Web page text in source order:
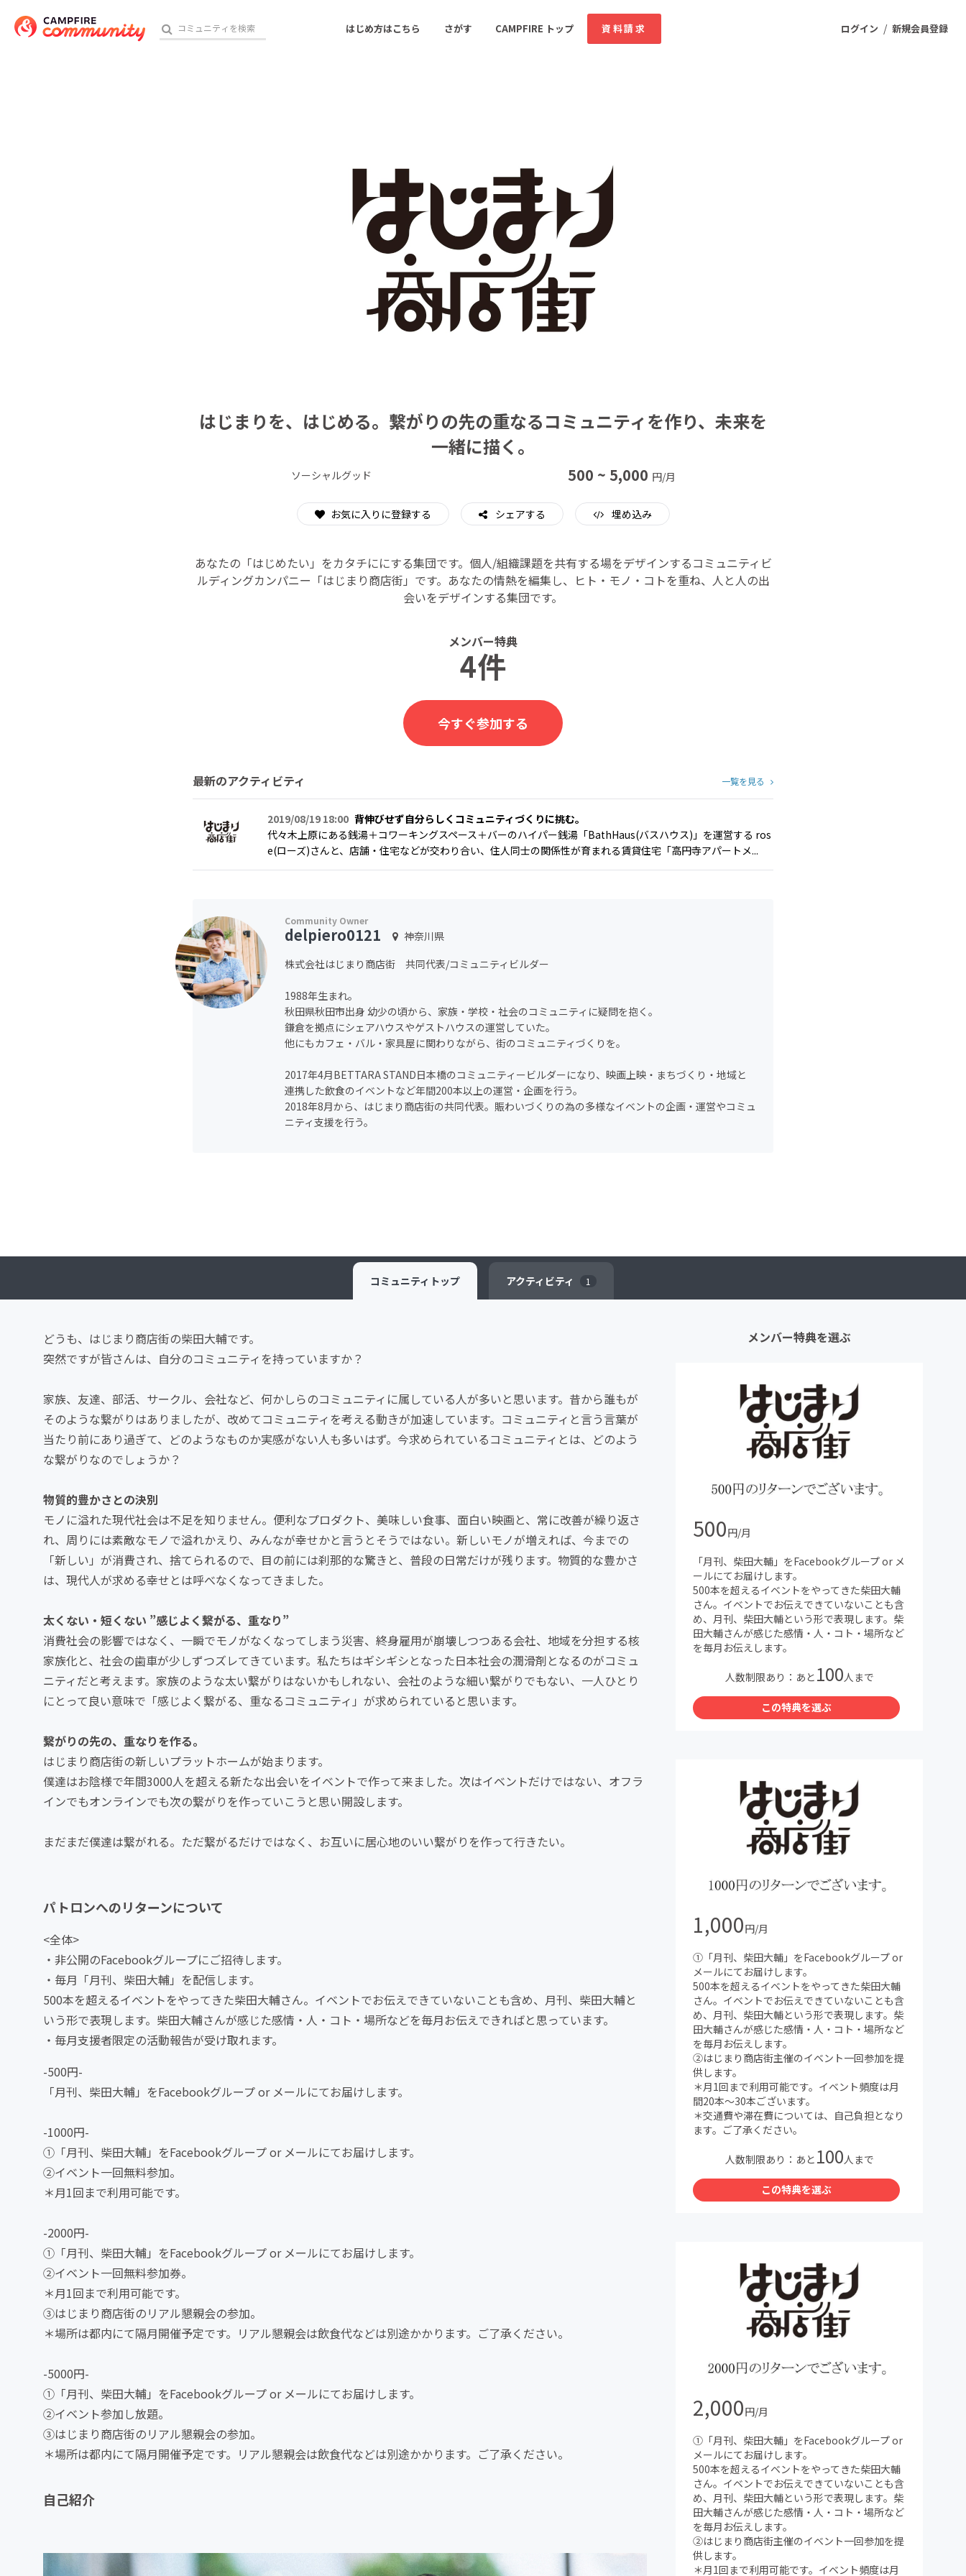
ログイン / 新規会員登録
はじめ方はこちら さがす CAMPFIRE トップ 資料請求
舞台・パフォーマンス
ゲーム・サービス開発 フード・飲食店
書籍・雑誌出版 アニメ・漫画
ソーシャルグッド ビューティー・ヘルスケア
はじまりを、はじめる。繋がりの先の重なるコミュニティを作り、未来を
一緒に描く。
ソーシャルグッド 500 ~ 5,000 円/月
お気に入りに登録する シェアする 埋め込み
あなたの「はじめたい」をカタチににする集団です。個人/組織課題を共有する場をデザインするコミュニティビ
ルディングカンパニー「はじまり商店街」です。あなたの情熱を編集し、ヒト・モノ・コトを重ね、人と人の出
会いをデザインする集団です。
メンバー特典
4件
今すぐ参加する
最新のアクティビティ 一覧を見る
2019/08/19 18:00 背伸びせず自分らしくコミュニティづくりに挑む。
代々木上原にある銭湯＋コワーキングスペース＋バーのハイパー銭湯「BathHaus(バスハウス)」を運営する ros
e(ローズ)さんと、店舗・住宅などが交わり合い、住人同士の関係性が育まれる賃貸住宅「高円寺アパートメ...
delpiero0121
神奈川県
株式会社はじまり商店街 共同代表/コミュニティビルダー
1988年生まれ。
秋田県秋田市出身 幼少の頃から、家族・学校・社会のコミュニティに疑問を抱く。
鎌倉を拠点にシェアハウスやゲストハウスの運営していた。
他にもカフェ・バル・家具屋に関わりながら、街のコミュニティづくりを。
2017年4月BETTARA STAND日本橋のコミュニティービルダーになり、映画上映・まちづくり・地域と
連携した飲食のイベントなど年間200本以上の運営・企画を行う。
2018年8月から、はじまり商店街の共同代表。賑わいづくりの為の多様なイベントの企画・運営やコミュ
ニティ支援を行う。
コミュニティ トップ アクティビティ 1
どうも、はじまり商店街の柴田大輔です。
突然ですが皆さんは、自分のコミュニティを持っていますか？
家族、友達、部活、サークル、会社など、何かしらのコミュニティに属している人が多いと思います。昔から誰もが
そのような繋がりはありましたが、改めてコミュニティを考える動きが加速しています。コミュニティと言う言葉が
当たり前にあり過ぎて、どのようなものか実感がない人も多いはず。今求められているコミュニティとは、どのよう
な繋がりなのでしょうか？
物質的豊かさとの決別
モノに溢れた現代社会は不足を知りません。便利なプロダクト、美味しい食事、面白い映画と、常に改善が繰り返さ
れ、周りには素敵なモノで溢れかえり、みんなが幸せかと言うとそうではない。新しいモノが増えれば、今までの
「新しい」が消費され、捨てられるので、目の前には刹那的な驚きと、普段の日常だけが残ります。物質的な豊かさ
は、現代人が求める幸せとは呼べなくなってきました。
太くない・短くない ”感じよく繋がる、重なり”
消費社会の影響ではなく、一瞬でモノがなくなってしまう災害、終身雇用が崩壊しつつある会社、地域を分担する核
家族化と、社会の歯車が少しずつズレてきています。私たちはギシギシとなった日本社会の潤滑剤となるのがコミュ
ニティだと考えます。家族のような太い繋がりはないかもしれない、会社のような細い繋がりでもない、一人ひとり
にとって良い意味で「感じよく繋がる、重なるコミュニティ」が求められていると思います。
繋がりの先の、重なりを作る。
はじまり商店街の新しいプラットホームが始まります。
僕達はお陰様で年間3000人を超える新たな出会いをイベントで作って来ました。次はイベントだけではない、オフラ
インでもオンラインでも次の繋がりを作っていこうと思い開設します。
まだまだ僕達は繋がれる。ただ繋がるだけではなく、お互いに居心地のいい繋がりを作って行きたい。
パトロンへのリターンについて
<全体>
・非公開のFacebookグループにご招待します。
・毎月「月刊、柴田大輔」を配信します。
500本を超えるイベントをやってきた柴田大輔さん。イベントでお伝えできていないことも含め、月刊、柴田大輔と
いう形で表現します。柴田大輔さんが感じた感情・人・コト・場所などを毎月お伝えできればと思っています。
・毎月支援者限定の活動報告が受け取れます。
-500円-
「月刊、柴田大輔」をFacebookグループ or メールにてお届けします。
-1000円-
①「月刊、柴田大輔」をFacebookグループ or メールにてお届けします。
②イベント一回無料参加。
＊月1回まで利用可能です。
-2000円-
①「月刊、柴田大輔」をFacebookグループ or メールにてお届けします。
②イベント一回無料参加券。
＊月1回まで利用可能です。
③はじまり商店街のリアル懇親会の参加。
＊場所は都内にて隔月開催予定です。リアル懇親会は飲食代などは別途かかります。ご了承ください。
-5000円-
①「月刊、柴田大輔」をFacebookグループ or メールにてお届けします。
②イベント参加し放題。
③はじまり商店街のリアル懇親会の参加。
＊場所は都内にて隔月開催予定です。リアル懇親会は飲食代などは別途かかります。ご了承ください。
自己紹介
メンバー特典を選ぶ
500円/月
「月刊、柴田大輔」をFacebookグループ or メ
ールにてお届けします。
500本を超えるイベントをやってきた柴田大輔
さん。イベントでお伝えできていないことも含
め、月刊、柴田大輔という形で表現します。柴
田大輔さんが感じた感情・人・コト・場所など
を毎月お伝えします。
人数制限あり：あと 100人まで
この特典を選ぶ
1,000円/月
①「月刊、柴田大輔」をFacebookグループ or
メールにてお届けします。
500本を超えるイベントをやってきた柴田大輔
さん。イベントでお伝えできていないことも含
め、月刊、柴田大輔という形で表現します。柴
田大輔さんが感じた感情・人・コト・場所など
を毎月お伝えします。
②はじまり商店街主催のイベント一回参加を提
供します。
＊月1回まで利用可能です。イベント頻度は月
間20本〜30本ございます。
＊交通費や滞在費については、自己負担となり
ます。ご了承ください。
人数制限あり：あと 100人まで
この特典を選ぶ
2,000円/月
①「月刊、柴田大輔」をFacebookグループ or
メールにてお届けします。
500本を超えるイベントをやってきた柴田大輔
さん。イベントでお伝えできていないことも含
め、月刊、柴田大輔という形で表現します。柴
田大輔さんが感じた感情・人・コト・場所など
を毎月お伝えします。
②はじまり商店街主催のイベント一回参加を提
供します。
＊月1回まで利用可能です。イベント頻度は月